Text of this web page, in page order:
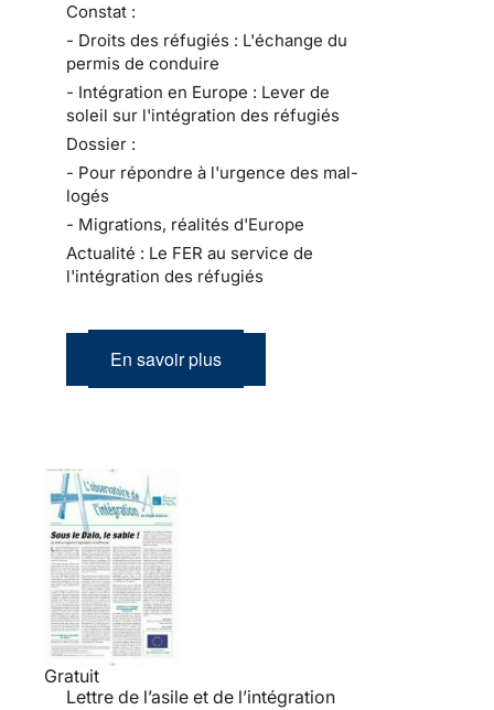
Constat :
- Droits des réfugiés : L'échange du
permis de conduire
- Intégration en Europe : Lever de
soleil sur l'intégration des réfugiés
Dossier :
- Pour répondre à l'urgence des mal-
logés
- Migrations, réalités d'Europe
Actualité : Le FER au service de
l'intégration des réfugiés
En savoir plus
Gratuit
Lettre de l’asile et de l’intégration